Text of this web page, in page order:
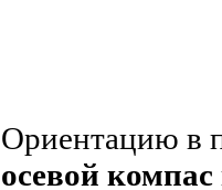
Ориентацию в
осевой компас